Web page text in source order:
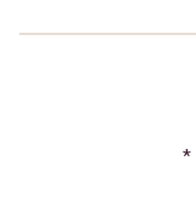
*